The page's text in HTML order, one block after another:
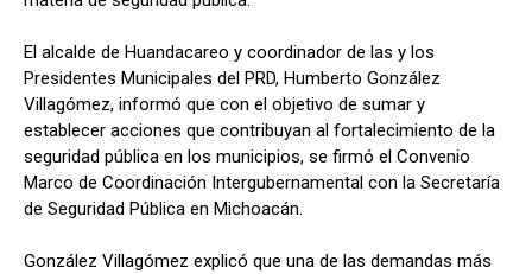
El alcalde de Huandacareo y coordinador de las y los
Presidentes Municipales del PRD, Humberto González
Villagómez, informó que con el objetivo de sumar y
establecer acciones que contribuyan al fortalecimiento de la
seguridad pública en los municipios, se firmó el Convenio
Marco de Coordinación Intergubernamental con la Secretaría
de Seguridad Pública en Michoacán.
González Villagómez explicó que una de las demandas más